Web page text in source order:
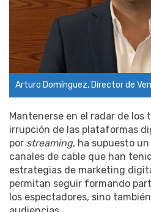
Arturo Domínguez, Director de
Mantenerse en el radar de los
irrupción de las plataformas
por streaming, ha supuesto
canales de cable que han
estrategias de marketing
permitan seguir formando
los espectadores, sino